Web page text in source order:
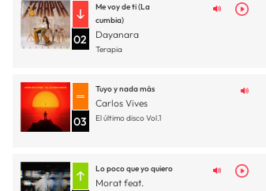
02
Me voy de ti (La
cumbia)
Dayanara
Terapia
03
Tuyo y nada más
Carlos Vives
El último disco Vol.1
Lo poco que yo quiero
Morat feat.